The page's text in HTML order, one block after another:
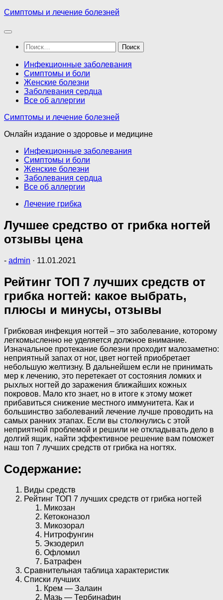
Перейти
содержимому
Симптомы и лечение болезней
Найти:
Инфекционные заболевания
Симптомы и боли
Женские болезни
Заболевания сердца
Все об аллергии
Симптомы и лечение болезней
Онлайн издание о здоровье и медицине
Инфекционные заболевания
Симптомы и боли
Женские болезни
Заболевания сердца
Все об аллергии
Лечение грибка
Лучшее средство от грибка ногтей
отзывы цена
- admin · 11.01.2021
Рейтинг ТОП 7 лучших средств от
грибка ногтей: какое выбрать,
плюсы и минусы, отзывы
Грибковая инфекция ногтей – это заболевание, которому
легкомысленно не уделяется должное внимание.
Изначальное протекание болезни проходит малозаметно:
неприятный запах от ног, цвет ногтей приобретает
небольшую желтизну. В дальнейшем если не принимать
мер к лечению, это перетекает от состояния ломких и
рыхлых ногтей до заражения ближайших кожных
покровов. Мало кто знает, но в итоге к этому может
прибавиться снижение местного иммунитета. Как и
большинство заболеваний лечение лучше проводить на
самых ранних этапах. Если вы столкнулись с этой
неприятной проблемой и решили не откладывать дело в
долгий ящик, найти эффективное решение вам поможет
наш топ 7 лучших средств от грибка на ногтях.
Содержание:
Виды средств
Рейтинг ТОП 7 лучших средств от грибка ногтей
Микозан
Кетоконазол
Микозорал
Нитрофунгин
Экзодерил
Офломил
Батрафен
Сравнительная таблица характеристик
Списки лучших
Крем — Залаин
Мазь — Тербинафин